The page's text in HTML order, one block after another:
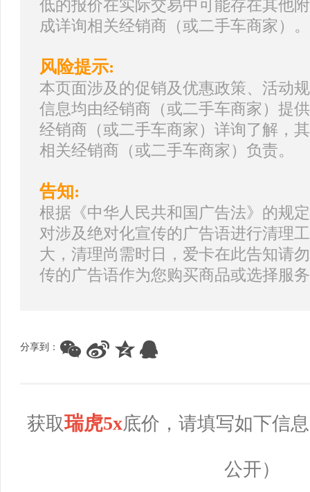
低的报价在实际交易中可能存在其他
成详询相关经销商（或二手车商家）。
风险提示:
本页面涉及的促销及优惠政策、活动
信息均由经销商（或二手车商家）提
经销商（或二手车商家）详询了解，
相关经销商（或二手车商家）负责。
告知:
根据《中华人民共和国广告法》的规
对涉及绝对化宣传的广告语进行清理
大，清理尚需时日，爱卡在此告知请
传的广告语作为您购买商品或选择服
分享到：
获取瑞虎5x底价，请填写如下信
公开）